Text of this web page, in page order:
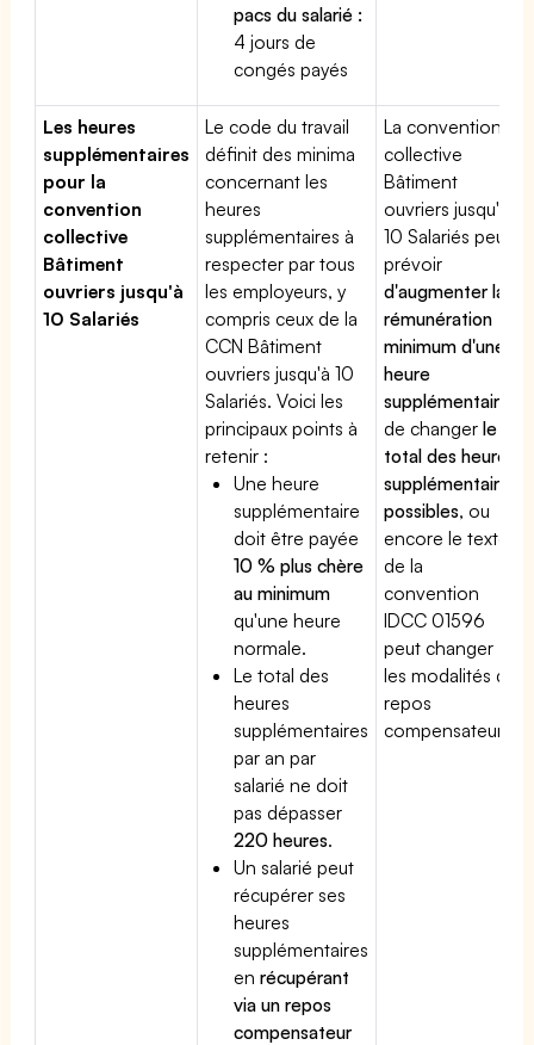
pacs du salarié :
4 jours de
congés payés
Les heures
supplémentaires
pour la
convention
collective
Bâtiment
ouvriers jusqu'à
10 Salariés
Le code du travail
définit des minima
concernant les
heures
supplémentaires à
respecter par tous
les employeurs, y
compris ceux de la
CCN Bâtiment
ouvriers jusqu'à 10
Salariés. Voici les
principaux points à
retenir :
Une heure
supplémentaire
doit être payée
10 % plus chère
au minimum
qu'une heure
normale.
Le total des
heures
supplémentaires
par an par
salarié ne doit
pas dépasser
220 heures.
Un salarié peut
récupérer ses
heures
supplémentaires
enrécupérant
via un repos
compensateur
La convention
collective
Bâtiment
ouvriers jusqu'à
10 Salariés peut
prévoir
d'augmenter la
rémunération
minimum d'une
heure
supplémentaire
de changerle
total des heures
supplémentaires
possibles, ou
encore le texte
de la
convention
IDCC 01596
peut changer
les modalités du
repos
compensateur.